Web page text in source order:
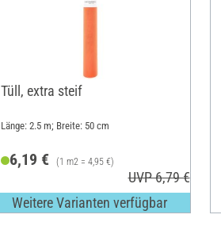
Tüll, extra steif
Länge: 2.5 m; Breite: 50 cm
6,19 € (1 m2 = 4,95 €)
UVP 6,79 €
Weitere Varianten verfügbar